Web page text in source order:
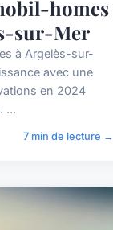
homes
sur-Mer
à Argelès-sur-
avec une
en 2024
...
7 min de lecture →